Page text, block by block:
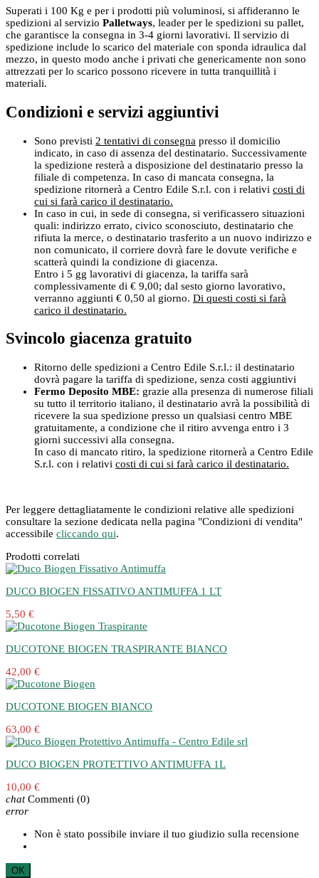
Superati i 100 Kg e per i prodotti più voluminosi, si affideranno le
spedizioni al servizio Palletways, leader per le spedizioni su pallet,
che garantisce la consegna in 3-4 giorni lavorativi. Il servizio di
spedizione include lo scarico del materiale con sponda idraulica dal
mezzo, in questo modo anche i privati che genericamente non sono
attrezzati per lo scarico possono ricevere in tutta tranquillità i
materiali.
Condizioni e servizi aggiuntivi
Sono previsti 2 tentativi di consegna presso il domicilio
indicato, in caso di assenza del destinatario. Successivamente
la spedizione resterà a disposizione del destinatario presso la
filiale di competenza. In caso di mancata consegna, la
spedizione ritornerà a Centro Edile S.r.l. con i relativi costi di
cui si farà carico il destinatario.
In caso in cui, in sede di consegna, si verificassero situazioni
quali: indirizzo errato, civico sconosciuto, destinatario che
rifiuta la merce, o destinatario trasferito a un nuovo indirizzo e
non comunicato, il corriere dovrà fare le dovute verifiche e
scatterà quindi la condizione di giacenza.
Entro i 5 gg lavorativi di giacenza, la tariffa sarà
complessivamente di € 9,00; dal sesto giorno lavorativo,
verranno aggiunti € 0,50 al giorno. Di questi costi si farà
carico il destinatario.
Svincolo giacenza gratuito
Ritorno delle spedizioni a Centro Edile S.r.l.: il destinatario
dovrà pagare la tariffa di spedizione, senza costi aggiuntivi
Fermo Deposito MBE: grazie alla presenza di numerose filiali
su tutto il territorio italiano, il destinatario avrà la possibilità di
ricevere la sua spedizione presso un qualsiasi centro MBE
gratuitamente, a condizione che il ritiro avvenga entro i 3
giorni successivi alla consegna.
In caso di mancato ritiro, la spedizione ritornerà a Centro Edile
S.r.l. con i relativi costi di cui si farà carico il destinatario.
Per leggere dettagliatamente le condizioni relative alle spedizioni
consultare la sezione dedicata nella pagina "Condizioni di vendita"
accessibile cliccando qui.
Prodotti correlati
DUCO BIOGEN FISSATIVO ANTIMUFFA 1 LT
5,50 €
DUCOTONE BIOGEN TRASPIRANTE BIANCO
42,00 €
DUCOTONE BIOGEN BIANCO
63,00 €
DUCO BIOGEN PROTETTIVO ANTIMUFFA 1L
10,00 €
chat Commenti (0)
error
Non è stato possibile inviare il tuo giudizio sulla recensione
OK